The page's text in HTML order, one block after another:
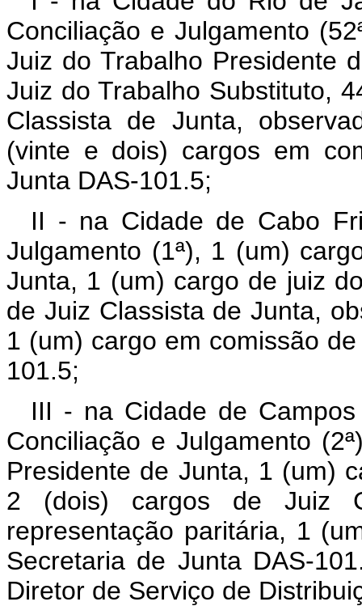
Conciliação e Julgamento
Juiz do Trabalho Presidente
Juiz do Trabalho Substituto,
Classista de Junta,
(vinte e dois) cargos em
Junta DAS-101.5;
II - na Cidade de Cabo
Julgamento (1ª), 1 (um)
Junta, 1 (um) cargo de juiz
de Juiz Classista de Junta,
1 (um) cargo em comissão
101.5;
III - na Cidade de
Conciliação e Julgamento
Presidente de Junta, 1 (um)
2 (dois) cargos de Juiz
representação paritária, 1
Secretaria de Junta DAS-
Diretor de Serviço de